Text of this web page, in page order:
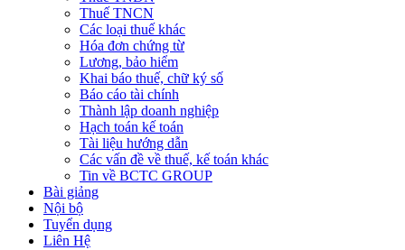
Thuế TNCN
Các loại thuế khác
Hóa đơn chứng từ
Lương, bảo hiểm
Khai báo thuế, chữ ký số
Báo cáo tài chính
Thành lập doanh nghiệp
Hạch toán kế toán
Tài liệu hướng dẫn
Các vấn đề về thuế, kế toán khác
Tin về BCTC GROUP
Bài giảng
Nội bộ
Tuyển dụng
Liên Hệ